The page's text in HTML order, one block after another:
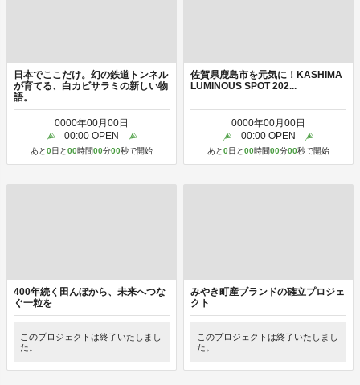
日本でここだけ。幻の鉄道トンネル
が育てる、白カビサラミの新しい物
語。
0000年00月 00日
00:00 OPEN
あと0日と00時間00分00秒で開始
佐賀県鹿島市を元気に！KASHIMA
LUMINOUS SPOT 202...
0000年00月 00日
00:00 OPEN
あと0日と00時間00分00秒で開始
400年続く田んぼから、未来へつな
ぐ一粒を
このプロジェクトは終了いたしまし
た。
みやき町産ブランドの確立プロジェ
クト
このプロジェクトは終了いたしまし
た。